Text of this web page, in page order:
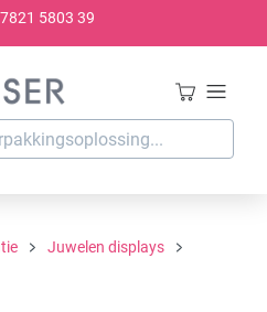
5803 39
Juwelen displays